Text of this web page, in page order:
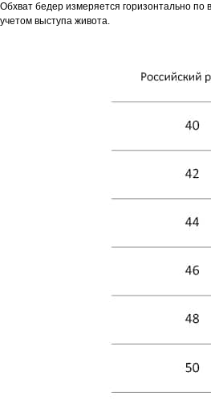
Обхват бедер измеряется горизонтально по
учетом выступа живота.